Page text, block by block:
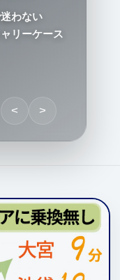
わない
リーケース
< >